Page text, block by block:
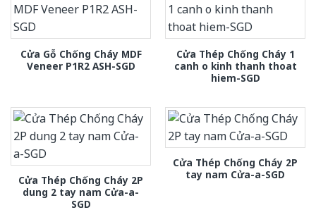
Cửa Gỗ Chống Cháy MDF
Veneer P1R2 ASH-SGD
Cửa Thép Chống Cháy 1
canh o kinh thanh thoat
hiem-SGD
Cửa Thép Chống Cháy 2P
dung 2 tay nam Cửa-a-
SGD
Cửa Thép Chống Cháy 2P
tay nam Cửa-a-SGD